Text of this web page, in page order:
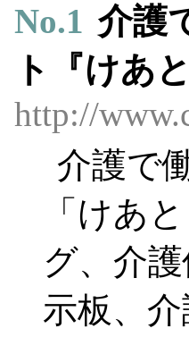
No.1 介護
ト『けあ
http://
介護で
「けあ
グ、介
示板、